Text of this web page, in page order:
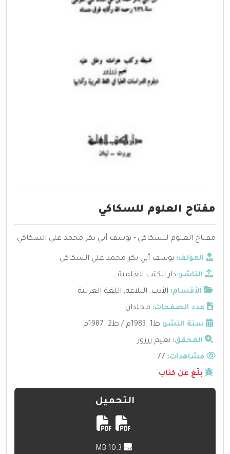
مفتاح العلوم للسكاكي
مفتاح العلوم للسكاكي - يوسف أبي بكر محمد علي السكاكي
المؤلف: يوسف أبي بكر محمد علي السكاكي
الناشر: دار الكتب العلمية
الأقسام: الأدب, البلاغة, اللغة العربية
عدد الصفحات: مجلدان
سنة النشر: ط1: 1983م / ط2: 1987م
المحقق: نعيم زرزور
مشاهدات:
بلّغ عن كتاب
التحميل